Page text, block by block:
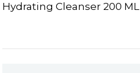
Hydrating Cleanser 200 ML